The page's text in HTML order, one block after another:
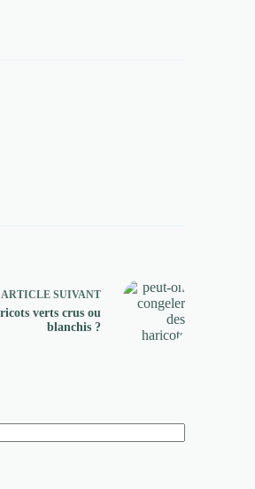
ARTICLESUIVANT
verts crus ou
blanchis ?